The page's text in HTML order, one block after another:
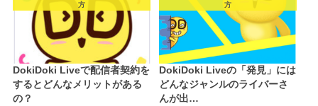
方
DokiDoki Liveで配信者契約を
するとどんなメリットがある
の？
方
DokiDoki Liveの「発見」には
どんなジャンルのライバーさ
んが出…